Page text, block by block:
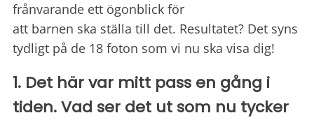
frånvarande ett ögonblick för
att barnen ska ställa till det. Resultatet? Det syns
tydligt på de 18 foton som vi nu ska visa dig!
1. Det här var mitt pass en gång i
tiden. Vad ser det ut som nu tycker